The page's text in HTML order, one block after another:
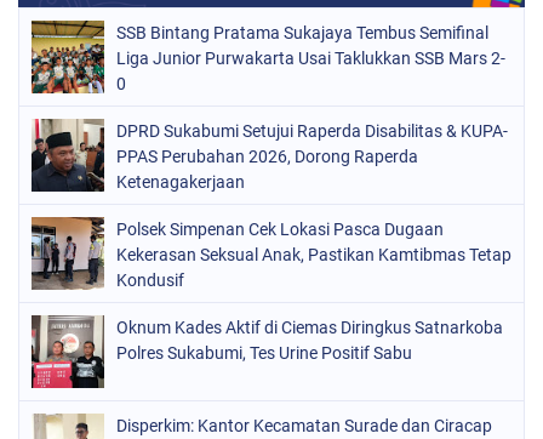
SSB Bintang Pratama Sukajaya Tembus Semifinal
Liga Junior Purwakarta Usai Taklukkan SSB Mars 2-
0
DPRD Sukabumi Setujui Raperda Disabilitas & KUPA-
PPAS Perubahan 2026, Dorong Raperda
Ketenagakerjaan
Polsek Simpenan Cek Lokasi Pasca Dugaan
Kekerasan Seksual Anak, Pastikan Kamtibmas Tetap
Kondusif
Oknum Kades Aktif di Ciemas Diringkus Satnarkoba
Polres Sukabumi, Tes Urine Positif Sabu
Disperkim: Kantor Kecamatan Surade dan Ciracap